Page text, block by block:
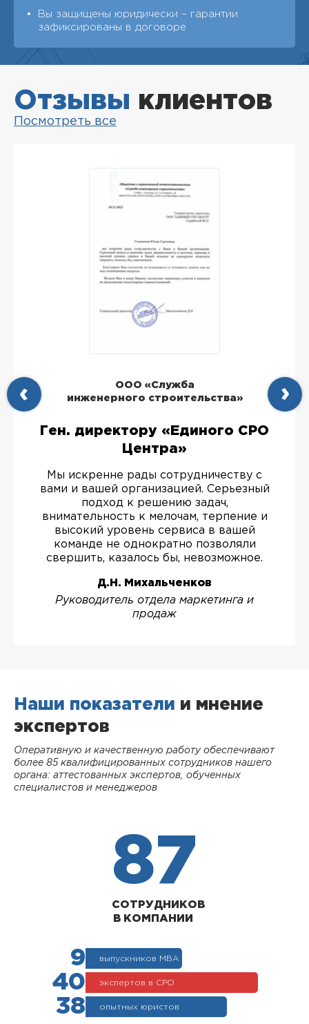
Вы защищены юридически – гарантии
зафиксированы в договоре
Отзывы клиентов
Посмотреть все
ООО «Служба
инженерного строительства»
Ген. директору «Единого СРО
Центра»
Мы искренне рады сотрудничеству с
вами и вашей организацией. Серьезный
подход к решению задач,
внимательность к мелочам, терпение и
высокий уровень сервиса в вашей
команде не однократно позволяли
свершить, казалось бы, невозможное.
Д.Н. Михальченков
Руководитель отдела маркетинга и
продаж
Наши показатели и мнение
экспертов
Оперативную и качественную работу обеспечивают
более 85 квалифицированных сотрудников нашего
органа: аттестованных экспертов, обученных
специалистов и менеджеров
87
СОТРУДНИКОВ
В КОМПАНИИ
9 выпускников МВА
40 экспертов в СРО
38 опытных юристов